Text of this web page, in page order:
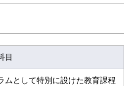
原子核工学コース
ース
原子核工学コース
コース
ライフエンジニアリングコ
ース
エンジニアリングデザイン
コース
原子核工学コース
知能情報コース
情報工学コース
知能情報コース
目
ライフエンジニアリングコ
ース
コース
養科目
目
目
ムとして特別に設けた教育課程